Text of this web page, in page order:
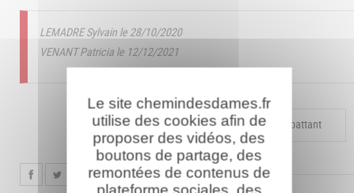
LEMADRE Sylvain le 28/10/2020
VENANT Patricia le 12/12/2021
Compléter la fiche pour ce combattant
Le site chemindesdames.fr
utilise des cookies afin de
proposer des vidéos, des
boutons de partage, des
remontées de contenus de
plateforme sociales, des